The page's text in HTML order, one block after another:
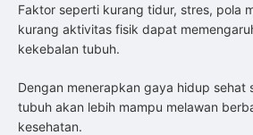
Faktor seperti kurang tidur, stres, pola
kurang aktivitas fisik dapat
kekebalan tubuh.
Dengan menerapkan gaya hidup sehat
tubuh akan lebih mampu melawan
kesehatan.